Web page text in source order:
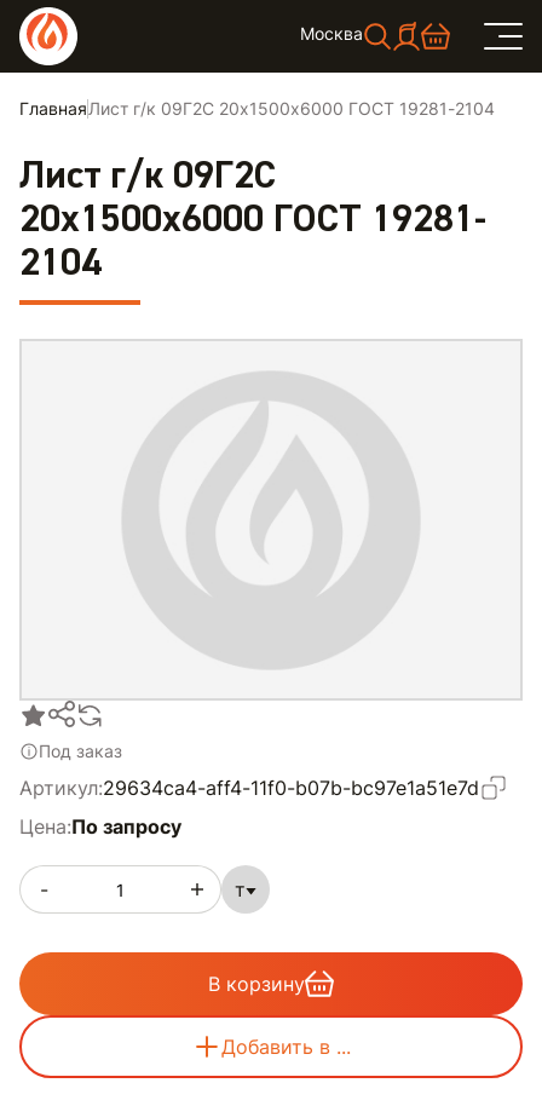
Москва
ГлавнаяЛист г/к 09Г2С 20х1500х6000 ГОСТ 19281-2104
Лист г/к 09Г2С
20х1500х6000 ГОСТ 19281-
2104
Под заказ
Артикул:29634ca4-aff4-11f0-b07b-bc97e1a51e7d
Цена:По запросу
- т
В корзину
Добавить в ...